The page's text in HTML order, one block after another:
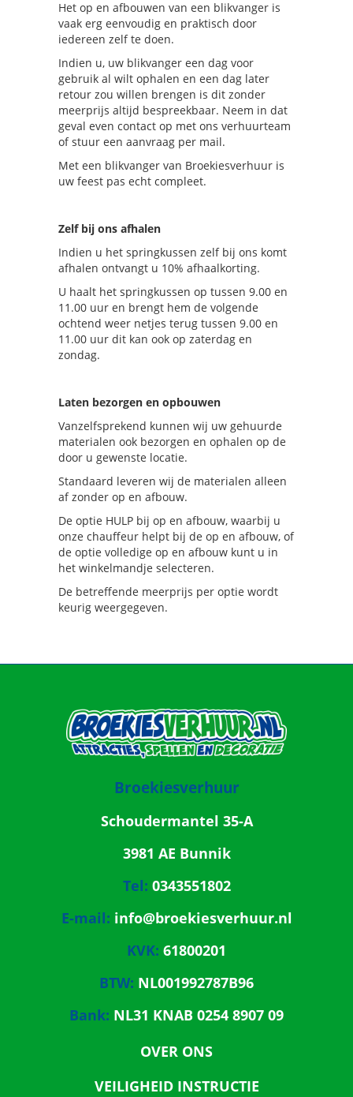
Het op en afbouwen van een blikvanger is
vaak erg eenvoudig en praktisch door
iedereen zelf te doen.
Indien u, uw blikvanger een dag voor
gebruik al wilt ophalen en een dag later
retour zou willen brengen is dit zonder
meerprijs altijd bespreekbaar. Neem in dat
geval even contact op met ons verhuurteam
of stuur een aanvraag per mail.
Met een blikvanger van Broekiesverhuur is
uw feest pas echt compleet.
Zelf bij ons afhalen
Indien u het springkussen zelf bij ons komt
afhalen ontvangt u 10% afhaalkorting.
U haalt het springkussen op tussen 9.00 en
11.00 uur en brengt hem de volgende
ochtend weer netjes terug tussen 9.00 en
11.00 uur dit kan ook op zaterdag en
zondag.
Laten bezorgen en opbouwen
Vanzelfsprekend kunnen wij uw gehuurde
materialen ook bezorgen en ophalen op de
door u gewenste locatie.
Standaard leveren wij de materialen alleen
af zonder op en afbouw.
De optie HULP bij op en afbouw, waarbij u
onze chauffeur helpt bij de op en afbouw, of
de optie volledige op en afbouw kunt u in
het winkelmandje selecteren.
De betreffende meerprijs per optie wordt
keurig weergegeven.
Broekiesverhuur
Schoudermantel 35-A
3981 AE Bunnik
Tel: 0343551802
E-mail: info@broekiesverhuur.nl
KVK: 61800201
BTW: NL001992787B96
Bank: NL31 KNAB 0254 8907 09
OVER ONS
VEILIGHEID INSTRUCTIE